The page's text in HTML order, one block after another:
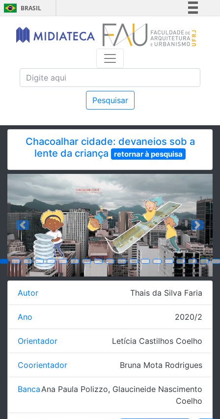
BRASIL
Simplifique!
Comunica BR
Acesso à informação
Pesquisar
Chacoalhar cidade: devaneios sob a
lente da criança
retornar à pesquisa
Previous Next
Autor Thais da Silva Faria
Ano 2020/2
Orientador Letícia Castilhos Coelho
Coorientador Bruna Mota Rodrigues
Banca Ana Paula Polizzo, Glaucineide Nascimento
Coelho